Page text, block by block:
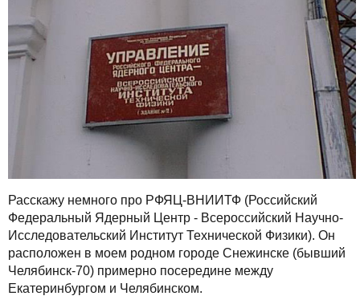
Расскажу немного про РФЯЦ-ВНИИТФ (Российский
Федеральный Ядерный Центр - Всероссийский Научно-
Исследовательский Институт Технической Физики). Он
расположен в моем родном городе Снежинске (бывший
Челябинск-70) примерно посередине между
Екатеринбургом и Челябинском.